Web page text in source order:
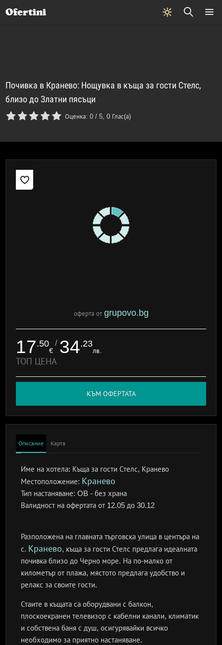
Ofertini
Почивка в Кранево: Нощувка в къща за гости Стелс,
близо до Златни пясъци
Оценка:0 /5,0 Глас(а)
оферта от grupovo.bg
17.50
€
/ 34.23
лв.
ТОП ЦЕНА
КЪМ ОФЕРТАТА
Описание Карта
Име на хотела: Къща за гости Стелс, Кранево
Местоположение: Кранево
Тип настаняване:OB - без храна
Валидност на офертатаот 12.05 до 30.12
Разположена на главната търговска улица в центъра на
с. Кранево, къща за гости Стелс предлага идеалната
почивка близо до Черно море. На по-малко от
километър от плажа, мястото предлага удобство и
релакс за своите гости.
Стаите в къщата са оборудвани с балкон,
плоскоекранен телевизор с кабелни канали, климатик
и собствена баня с душ, осигурявайки всичко
необходимо за приятно настаняване.